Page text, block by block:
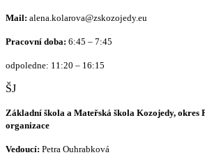
Mail: alena.kolarova@zskozojedy.eu
Pracovní doba: 6:45 – 7:45
odpoledne: 11:20 – 16:15
ŠJ
Základní škola a Mateřská škola Kozojedy, okres
organizace
Vedoucí: Petra Ouhrabková